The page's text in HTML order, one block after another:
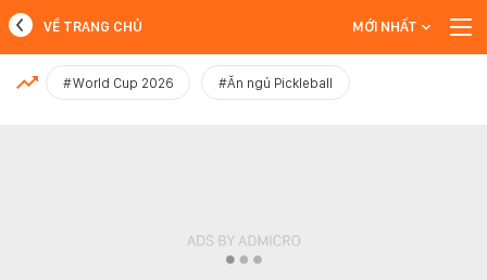
MỚI NHẤT
VỀ TRANG CHỦ MỚI NHẤT
#World Cup 2026 #Ăn ngủ Pickleball